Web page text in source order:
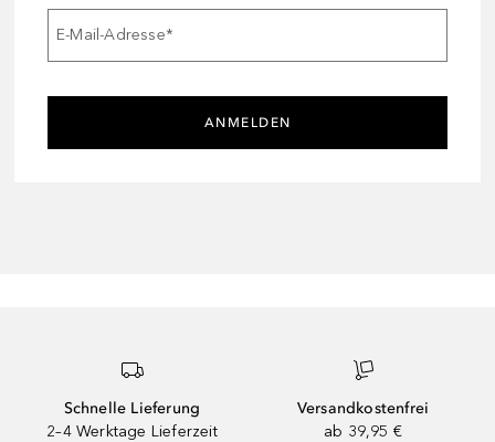
E-Mail-Adresse*
ANMELDEN
Schnelle Lieferung
2–4 Werktage Lieferzeit
Versandkostenfrei
ab 39,95 €